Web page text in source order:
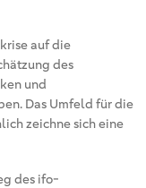
auf die
des
und
Das Umfeld für die
zeichne sich eine
des ifo-